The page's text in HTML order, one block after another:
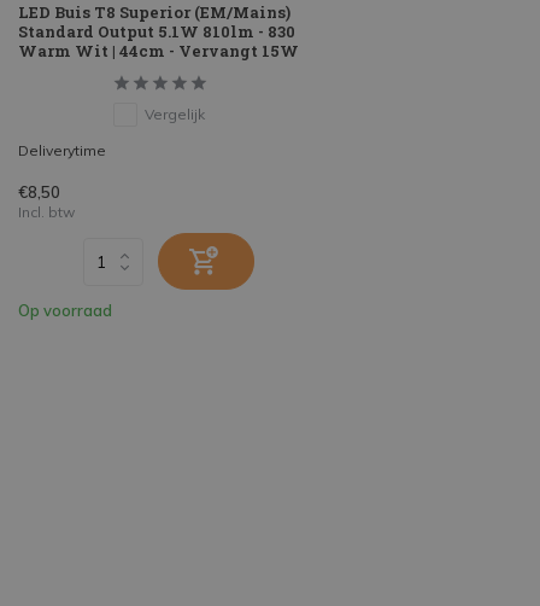
LED Buis T8 Superior (EM/Mains)
Standard Output 5.1W 810lm - 830
Warm Wit | 44cm - Vervangt 15W
Vergelijk
Deliverytime
€8,50
Incl. btw
Op voorraad